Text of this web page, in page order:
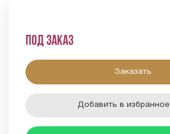
Под заказ
Заказать
Добавить в избранное